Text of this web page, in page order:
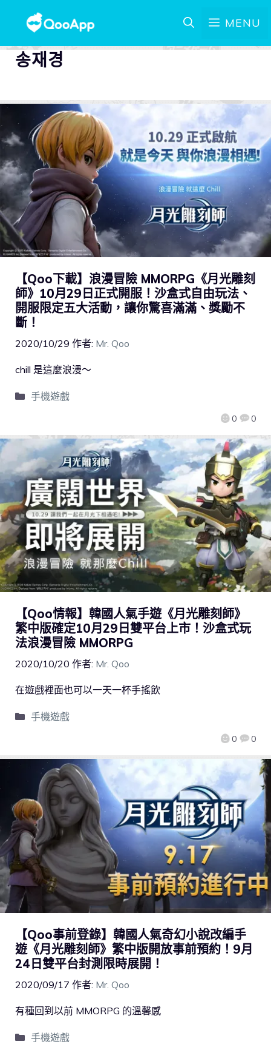
MENU
송재경
【Qoo下載】浪漫冒險 MMORPG《月光雕刻
師》10月29日正式開服！沙盒式自由玩法、
開服限定五大活動，讓你驚喜滿滿、獎勵不
斷！
2020/10/29 作者: Mr. Qoo
0 0
chill 是這麼浪漫～
手機遊戲
【Qoo情報】韓國人氣手遊《月光雕刻師》
繁中版確定10月29日雙平台上市！沙盒式玩
法浪漫冒險 MMORPG
2020/10/20 作者: Mr. Qoo
0 0
在遊戲裡面也可以一天一杯手搖飲
手機遊戲
【Qoo事前登錄】韓國人氣奇幻小說改編手
遊《月光雕刻師》繁中版開放事前預約！9月
24日雙平台封測限時展開！
2020/09/17 作者: Mr. Qoo
有種回到以前 MMORPG 的溫馨感
手機遊戲